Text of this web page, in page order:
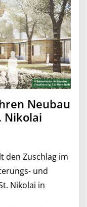
Neubau
Nikolai
den Zuschlag im
und
Nikolai in